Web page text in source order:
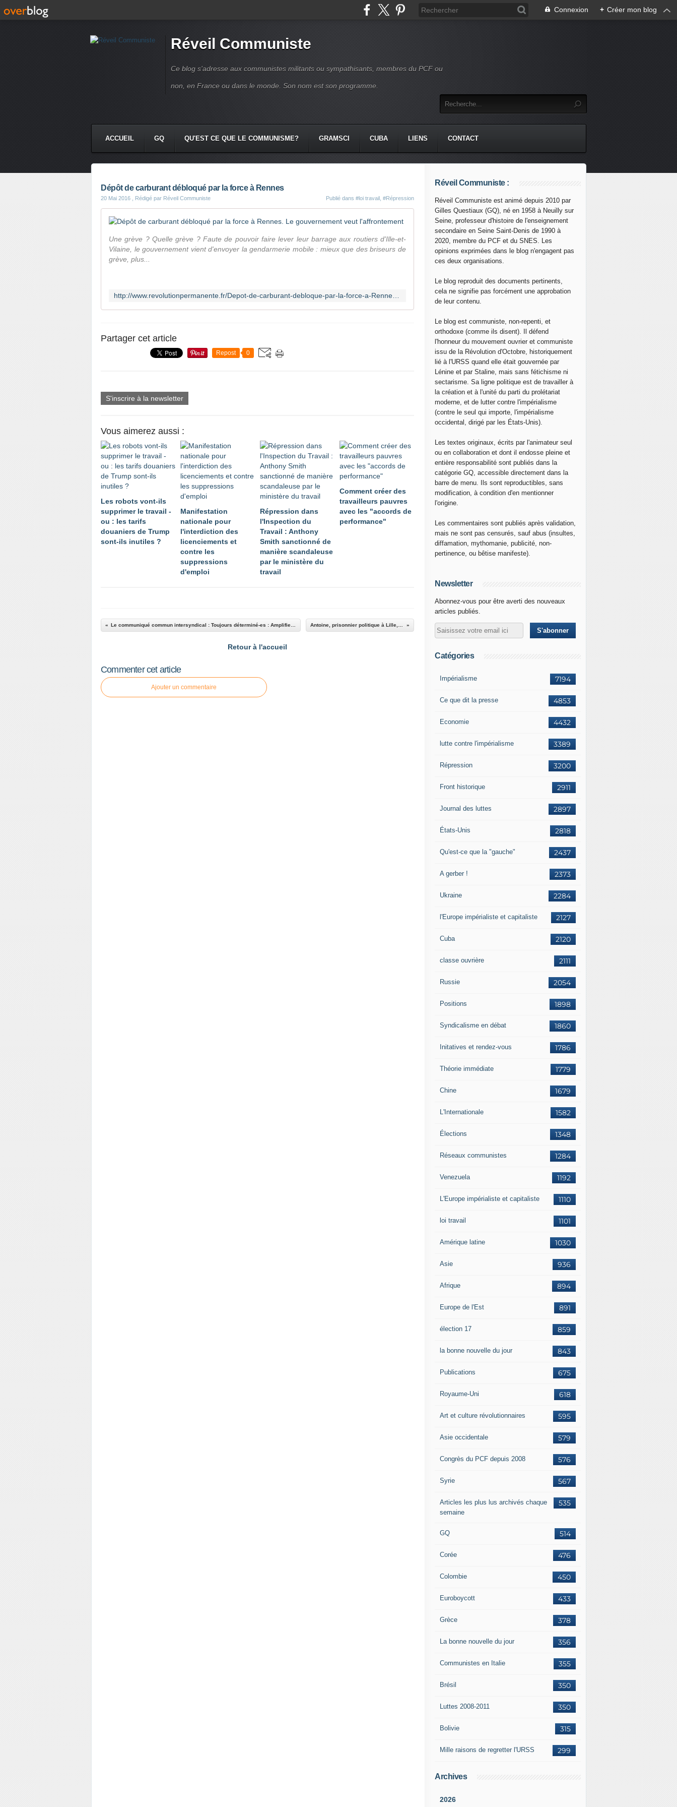
Connexion + Créer mon blog
Réveil Communiste
Ce blog s'adresse aux communistes militants ou sympathisants, membres du PCF ou
non, en France ou dans le monde. Son nom est son programme.
ACCUEIL GQ QU'EST CE QUE LE COMMUNISME? GRAMSCI CUBA LIENS CONTACT
Dépôt de carburant débloqué par la force à Rennes
20 Mai 2016 , Rédigé par Réveil Communiste Publié dans #loi travail #Répression
Dépôt de carburant débloqué par la force à Rennes. Le
Une grève ? Quelle grève ? Faute de pouvoir faire lever leur barrage aux routiers d'Ille-et-
Vilaine, le gouvernement vient d'envoyer la gendarmerie mobile : mieux que des briseurs de
grève, plus...
Partager cet article
Repost 0
S'inscrire à la newsletter
Vous aimerez aussi :
Les robots vont-ils
supprimer le travail -
ou : les tarifs
douaniers de Trump
sont-ils inutiles ?
Manifestation
nationale pour
l'interdiction des
licenciements et
contre les
suppressions
d'emploi
Répression dans
l'Inspection du
Travail : Anthony
Smith sanctionné de
manière scandaleuse
par le ministère du
travail
Comment créer des
travailleurs pauvres
avec les "accords de
performance"
Retour à l'accueil
Commenter cet article
Ajouter un commentaire
Réveil Communiste :
Réveil Communiste est animé depuis 2010 par
Gilles Questiaux (GQ), né en 1958 à Neuilly sur
Seine, professeur d'histoire de l'enseignement
secondaire en Seine Saint-Denis de 1990 à
2020, membre du PCF et du SNES. Les
opinions exprimées dans le blog n'engagent pas
ces deux organisations.
Le blog reproduit des documents pertinents,
cela ne signifie pas forcément une approbation
de leur contenu.
Le blog est communiste, non-repenti, et
orthodoxe (comme ils disent). Il défend
l'honneur du mouvement ouvrier et communiste
issu de la Révolution d'Octobre, historiquement
lié à l'URSS quand elle était gouvernée par
Lénine et par Staline, mais sans fétichisme ni
sectarisme. Sa ligne politique est de travailler à
la création et à l'unité du parti du prolétariat
moderne, et de lutter contre l'impérialisme
(contre le seul qui importe, l'impérialisme
occidental, dirigé par les États-Unis).
Les textes originaux, écrits par l'animateur seul
ou en collaboration et dont il endosse pleine et
entière responsabilité sont publiés dans la
catégorie GQ, accessible directement dans la
barre de menu. Ils sont reproductibles, sans
modification, à condition d'en mentionner
l'origine.
Les commentaires sont publiés après validation,
mais ne sont pas censurés, sauf abus (insultes,
diffamation, mythomanie, publicité, non-
pertinence, ou bêtise manifeste).
Newsletter
Abonnez-vous pour être averti des nouveaux
articles publiés.
Catégories
7194
Impérialisme
4853
Ce que dit la presse
4432
Economie
3389
lutte contre l'impérialisme
3200
Répression
2911
Front historique
2897
Journal des luttes
2818
États-Unis
2437
Qu'est-ce que la "gauche"
2373
A gerber !
2284
Ukraine
2127
l'Europe impérialiste et capitaliste
2120
Cuba
2111
classe ouvrière
2054
Russie
1898
Positions
1860
Syndicalisme en débat
1786
Initatives et rendez-vous
1779
Théorie immédiate
1679
Chine
1582
L'Internationale
1348
Élections
1284
Réseaux communistes
1192
Venezuela
1110
L'Europe impérialiste et capitaliste
1101
loi travail
1030
Amérique latine
936
Asie
894
Afrique
891
Europe de l'Est
859
élection 17
843
la bonne nouvelle du jour
675
Publications
618
Royaume-Uni
595
Art et culture révolutionnaires
579
Asie occidentale
576
Congrès du PCF depuis 2008
567
Syrie
535
Articles les plus lus archivés chaque
semaine
514
GQ
476
Corée
450
Colombie
433
Euroboycott
378
Grèce
356
La bonne nouvelle du jour
355
Communistes en Italie
350
Brésil
350
Luttes 2008-2011
315
Bolivie
299
Mille raisons de regretter l'URSS
Archives
2026